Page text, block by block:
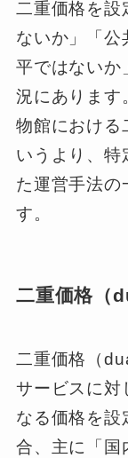
二重価格を設
ないか」「公
平ではないか
況にあります
物館における
いうより、特
た運営手法の
す。
二重価格（
二重価格（
サービスに対
なる価格を設
合、主に「国